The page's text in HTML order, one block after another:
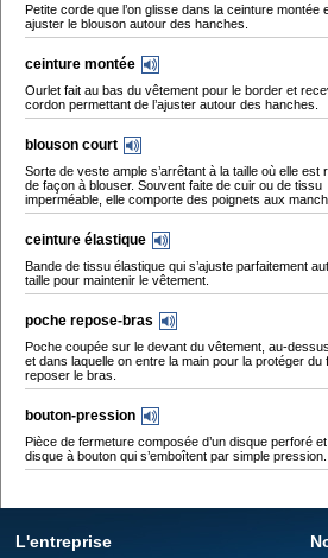
Petite corde que l’on glisse dans la ceinture montée
ajuster le blouson autour des hanches.
ceinture montée
Ourlet fait au bas du vêtement pour le border et
cordon permettant de l’ajuster autour des hanches.
blouson court
Sorte de veste ample s’arrêtant à la taille où elle est
de façon à blouser. Souvent faite de cuir ou de tissu
imperméable, elle comporte des poignets aux
ceinture élastique
Bande de tissu élastique qui s’ajuste parfaitement
taille pour maintenir le vêtement.
poche repose-bras
Poche coupée sur le devant du vêtement, au-
et dans laquelle on entre la main pour la protéger du
reposer le bras.
bouton-pression
Pièce de fermeture composée d’un disque perforé et
disque à bouton qui s’emboîtent par simple pression.
L'entreprise